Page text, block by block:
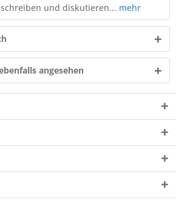
und diskutieren... mehr
angesehen